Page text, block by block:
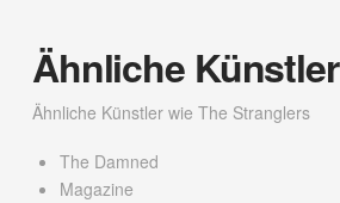
Ähnliche Künstler
Ähnliche Künstler wie The Stranglers
The Damned
Magazine